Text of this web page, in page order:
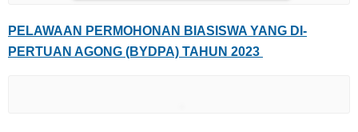
PELAWAAN PERMOHONAN BIASISWA YANG DI-
PERTUAN AGONG (BYDPA) TAHUN 2023